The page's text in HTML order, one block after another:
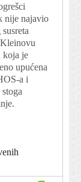
nije najavio
koja je
upućena
a i